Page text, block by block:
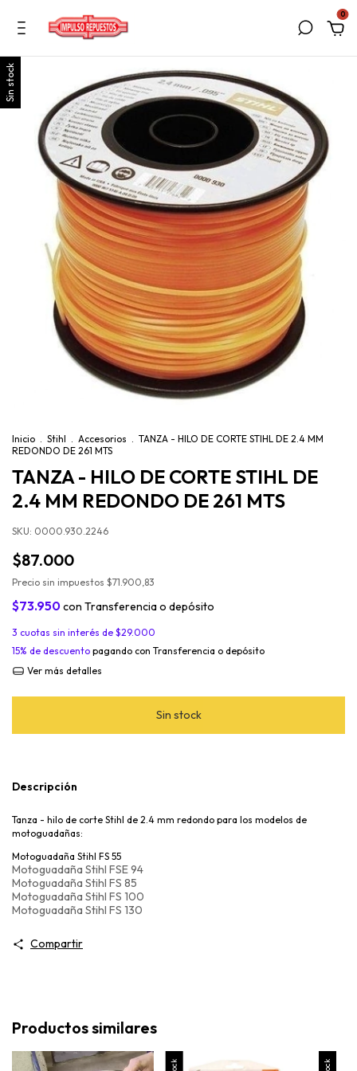
0
Sin stock
Inicio . Stihl . Accesorios . TANZA - HILO DE CORTE STIHL DE 2.4 MM
REDONDO DE 261 MTS
TANZA - HILO DE CORTE STIHL DE
2.4 MM REDONDO DE 261 MTS
SKU: 0000.930.2246
$87.000
Precio sin impuestos $71.900,83
$73.950con Transferencia o depósito
3 cuotas sin interés de $29.000
15% de descuento pagando con Transferencia o depósito
Ver más detalles
Descripción
Tanza - hilo de corte Stihl de 2.4 mm redondo para los modelos de
motoguadañas:
Motoguadaña Stihl FS 55
Motoguadaña Stihl FSE 94
Motoguadaña Stihl FS 85
Motoguadaña Stihl FS 100
Motoguadaña Stihl FS 130
Compartir
Productos similares